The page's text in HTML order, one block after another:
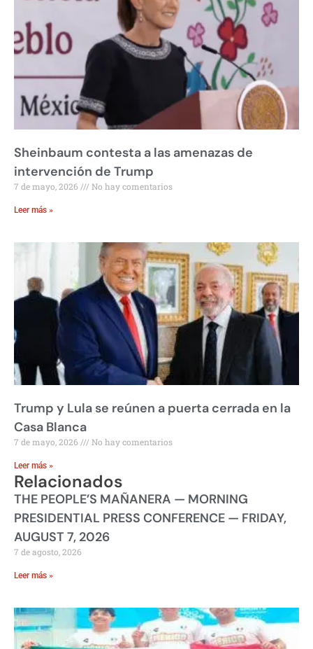
Sheinbaum contesta a las amenazas de
intervención de Trump
7 de mayo, 2026 No hay comentarios
Leer más »
Trump y Lula se reúnen a puerta cerrada en la
Casa Blanca
7 de mayo, 2026 No hay comentarios
Leer más »
Relacionados
THE PEOPLE’S MAÑANERA — MORNING
PRESIDENTIAL PRESS CONFERENCE — FRIDAY,
AUGUST 7, 2026
7 de agosto, 2026
Leer más »